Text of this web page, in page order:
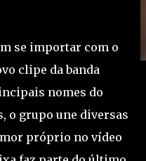
se importar com o
clipe da banda
nomes do
o grupo une diversas
próprio no vídeo